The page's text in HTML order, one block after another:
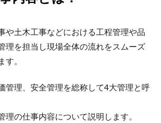
や土木工事などにおける工程管理や品
理を担当し現場全体の流れをスムーズ
。
管理、安全管理を総称して4大管理と呼
理の仕事内容について説明します。